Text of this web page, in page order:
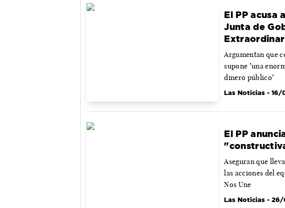
El PP acusa
Junta de
Argumentan que
supone "una
dinero público"
Las Noticias - 16/
El PP
Aseguran que
las acciones del
Nos Une
Las Noticias - 26/